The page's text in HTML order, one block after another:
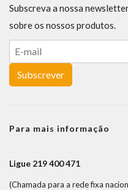
Subscreva a nossa
sobre os nossos produtos.
Subscrever
Para mais informação
Ligue 219 400 471
(Chamada para a rede fixa